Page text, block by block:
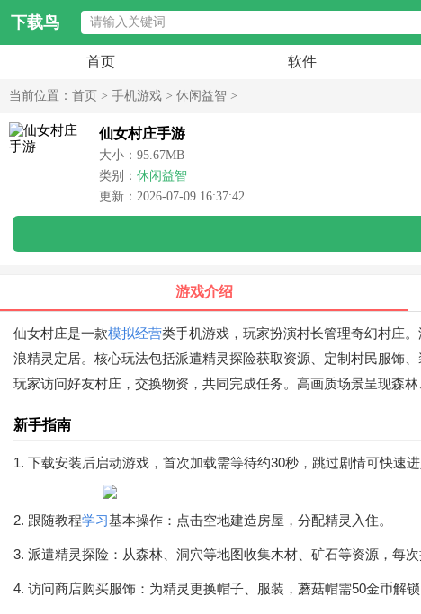
下载鸟
首页 软件
当前位置： 首页 > 手机游戏 > 休闲益智 >
仙女村庄手游
大小：95.67MB
类别： 休闲益智
更新：2026-07-09 16:37:42
游戏介绍
仙女村庄是一款模拟经营类手机游戏，玩家扮演村长管理奇幻村庄
浪精灵定居。核心玩法包括派遣精灵探险获取资源、定制村民服饰
玩家访问好友村庄，交换物资，共同完成任务。高画质场景呈现森
新手指南
1. 下载安装后启动游戏，首次加载需等待约30秒，跳过剧情可快速进
2. 跟随教程学习基本操作：点击空地建造房屋，分配精灵入住。
3. 派遣精灵探险：从森林、洞穴等地图收集木材、矿石等资源，每次
4. 访问商店购买服饰：为精灵更换帽子、服装，蘑菇帽需50金币解锁